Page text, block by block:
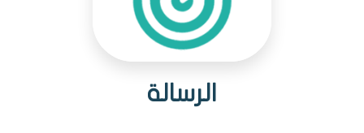
الرسالة